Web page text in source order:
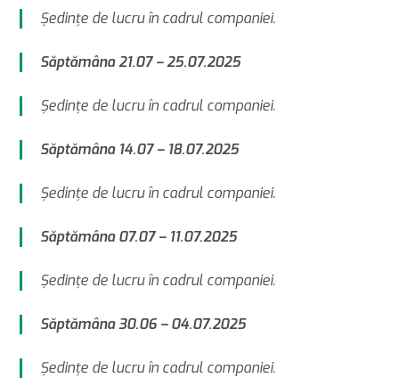
Şedinţe de lucru în cadrul companiei.
Săptămâna 21.07 – 25.07.2025
Şedinţe de lucru în cadrul companiei.
Săptămâna 14.07 – 18.07.2025
Şedinţe de lucru în cadrul companiei.
Săptămâna 07.07 – 11.07.2025
Şedinţe de lucru în cadrul companiei.
Săptămâna 30.06 – 04.07.2025
Şedinţe de lucru în cadrul companiei.